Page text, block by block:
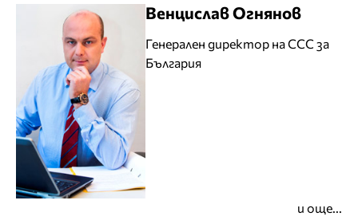
Венцислав Огнянов
Генерален директор на CCC за
България
и още...